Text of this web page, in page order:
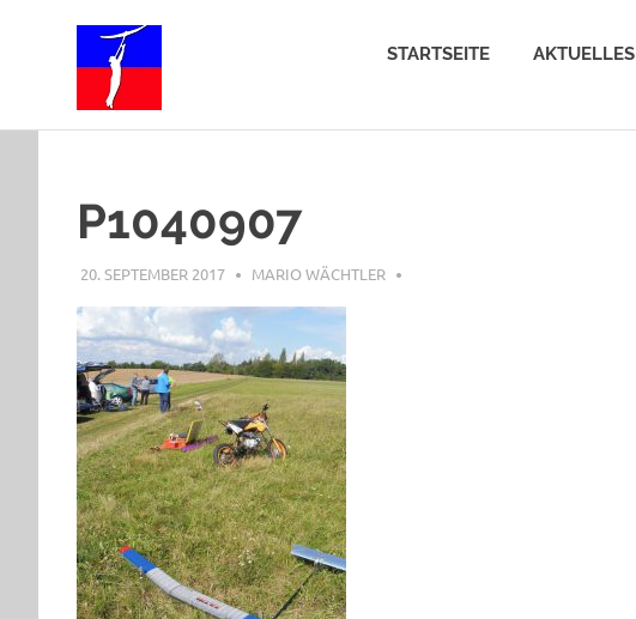
in-
STARTSEITE AKTUELLES
P1040907
20. SEPTEMBER 2017 MARIO WÄCHTLER